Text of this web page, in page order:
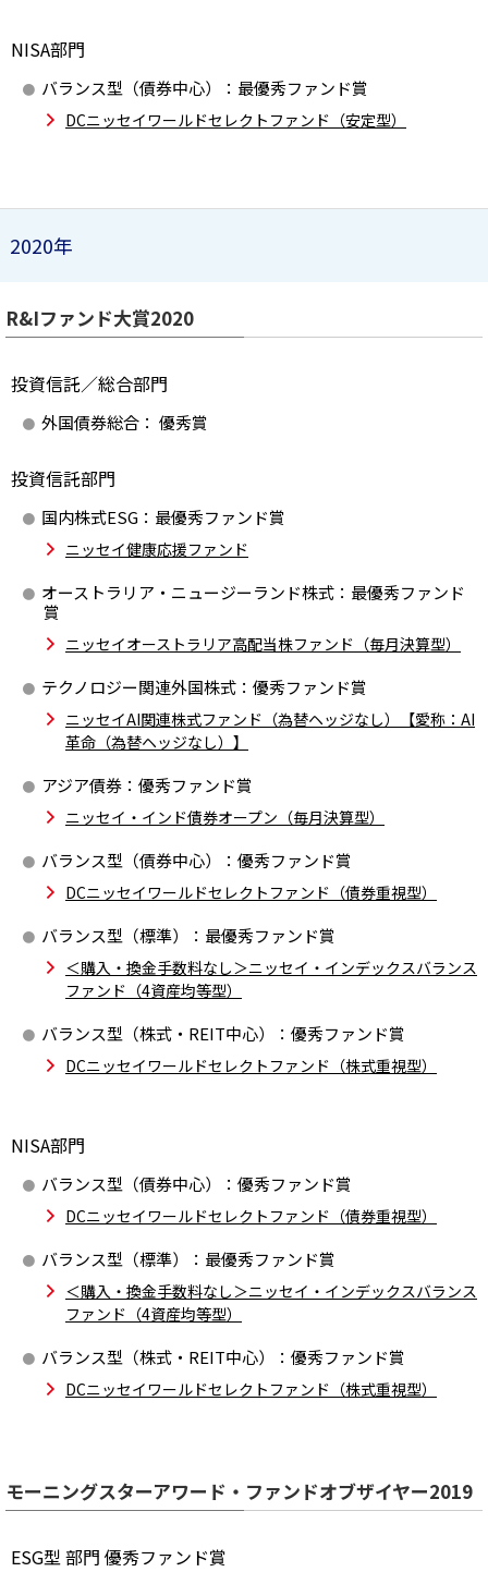
NISA部門
バランス型（債券中心）：最優秀ファンド賞
DCニッセイワールドセレクトファンド（安定型）
2020年
R&Iファンド大賞2020
投資信託／総合部門
外国債券総合： 優秀賞
投資信託部門
国内株式ESG：最優秀ファンド賞
ニッセイ健康応援ファンド
オーストラリア・ニュージーランド株式：最優秀ファンド
賞
ニッセイオーストラリア高配当株ファンド（毎月決算型）
テクノロジー関連外国株式：優秀ファンド賞
ニッセイAI関連株式ファンド（為替ヘッジなし）【愛称：AI
革命（為替ヘッジなし）】
アジア債券：優秀ファンド賞
ニッセイ・インド債券オープン（毎月決算型）
バランス型（債券中心）：優秀ファンド賞
DCニッセイワールドセレクトファンド（債券重視型）
バランス型（標準）：最優秀ファンド賞
＜購入・換金手数料なし＞ニッセイ・インデックスバランス
ファンド（4資産均等型）
バランス型（株式・REIT中心）：優秀ファンド賞
DCニッセイワールドセレクトファンド（株式重視型）
NISA部門
バランス型（債券中心）：優秀ファンド賞
DCニッセイワールドセレクトファンド（債券重視型）
バランス型（標準）：最優秀ファンド賞
＜購入・換金手数料なし＞ニッセイ・インデックスバランス
ファンド（4資産均等型）
バランス型（株式・REIT中心）：優秀ファンド賞
DCニッセイワールドセレクトファンド（株式重視型）
モーニングスターアワード・ファンドオブザイヤー2019
ESG型 部門 優秀ファンド賞